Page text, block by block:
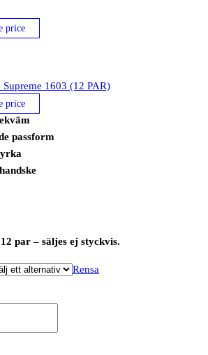
price
1603 (12 PAR)
price
passform
par – säljes ej styckvis.
Rensa